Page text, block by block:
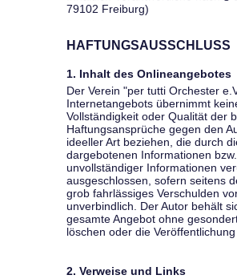
79102 Freiburg)
HAFTUNGSAUSSCHLUSS
1. Inhalt des Onlineangebotes
Der Verein "per tutti Orchester
Internetangebots übernimmt
Vollständigkeit oder Qualität der
Haftungsansprüche gegen den
ideeller Art beziehen, die durch
dargebotenen Informationen
unvollständiger Informationen
ausgeschlossen, sofern seitens
grob fahrlässiges Verschulden
unverbindlich. Der Autor behält
gesamte Angebot ohne
löschen oder die
2. Verweise und Links